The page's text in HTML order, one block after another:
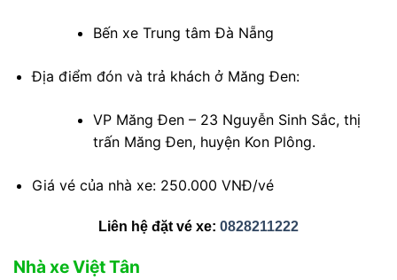
Bến xe Trung tâm Đà Nẵng
Địa điểm đón và trả khách ở Măng Đen:
VP Măng Đen – 23 Nguyễn Sinh Sắc, thị
trấn Măng Đen, huyện Kon Plông.
Giá vé của nhà xe: 250.000 VNĐ/vé
Liên hệ đặt vé xe: 0828211222
Nhà xe Việt Tân